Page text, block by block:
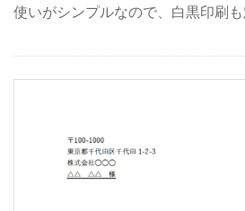
使いがシンプルなので、白黒印刷も